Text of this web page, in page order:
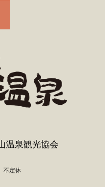
温泉観光協会
不定休